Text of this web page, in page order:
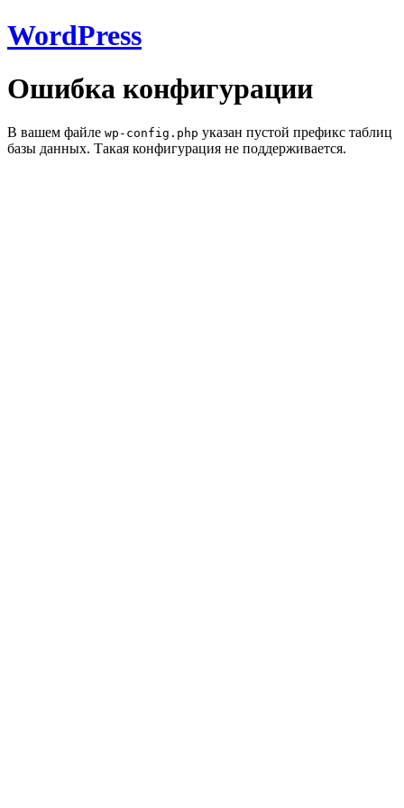
WordPress
Ошибка конфигурации
В вашем файле wp-config.php указан пустой префикс таблиц
базы данных. Такая конфигурация не поддерживается.